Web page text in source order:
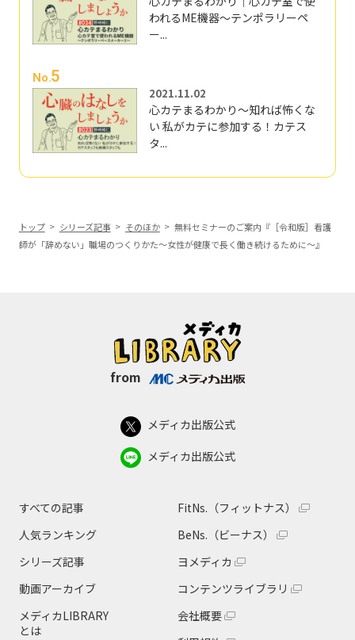
われるME機器～テンポラリーペ
ー...
No.5
2021.11.02
心カテまるわかり～知れば怖くな
い 私がカテに参加する！カテス
タ...
トップ シリーズ記事 そのほか
無料セミナーのご案内『［令和版］看護
師が「辞めない」職場のつくりかた～女性が健康で長く働き続けるために～』
from
メディカ出版公式
メディカ出版公式
すべての記事
人気ランキング
シリーズ記事
動画アーカイブ
メディカLIBRARY
とは
FitNs.（フィットナス）
BeNs.（ビーナス）
ヨメディカ
コンテンツライブラリ
会社概要